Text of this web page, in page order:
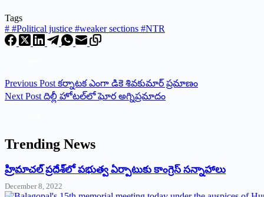
Tags
# #Political justice #weaker sections #NTR
Previous Post కర్నాటక ఎంగా డికె శివకుమార్‌ ‌ప్రమాణం
Next Post దిల్లీ హోటల్‌లో ఘోర అగ్నిప్రమాదం
Trending News
‌హ్రిమాచల్‌ ‌ప్రదేశ్‌లో పభుత్వ ఏర్పాటుకు కాంగ్రెస్‌ ‌సన్నాహాలు
December 8, 2022